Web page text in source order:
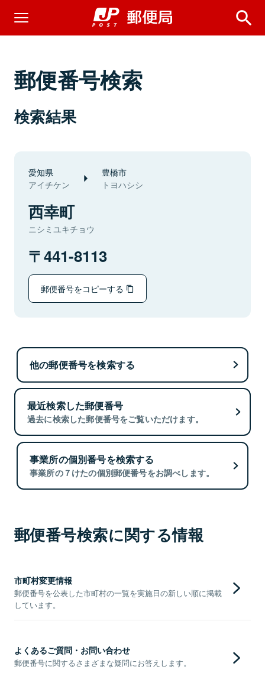
郵便番号検索
検索結果
愛知県
アイチケン
豊橋市
トヨハシシ
西幸町
ニシミユキチョウ
441-8113
郵便番号をコピーする
他の郵便番号を検索する
最近検索した郵便番号
過去に検索した郵便番号をご覧いただけます。
事業所の個別番号を検索する
事業所の７けたの個別郵便番号をお調べします。
郵便番号検索に関する情報
市町村変更情報
郵便番号を公表した市町村の一覧を実施日の新しい順に掲載
しています。
よくあるご質問・お問い合わせ
郵便番号に関するさまざまな疑問にお答えします。